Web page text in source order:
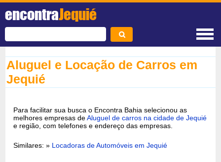
encontraJequié
Aluguel e Locação de Carros em
Jequié
Para facilitar sua busca o Encontra Bahia selecionou as
melhores empresas deAluguel de carros na cidade de Jequié
e região, com telefones e endereço das empresas.
Similares: » Locadoras de Automóveis em Jequié